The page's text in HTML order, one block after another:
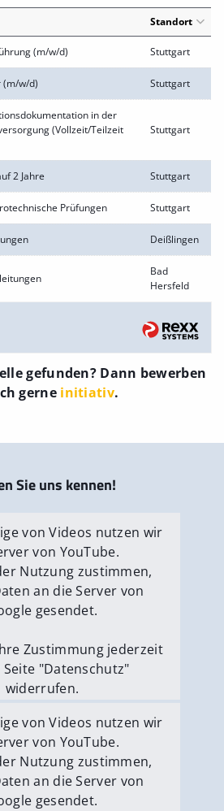
Standort
(m/w/d) Stuttgart
(m/w/d) Stuttgart
in der
(Vollzeit/Teilzeit
Stuttgart
2 Jahre Stuttgart
Prüfungen Stuttgart
Deißlingen
Bad
Hersfeld
gefunden? Dann bewerben
gerne initiativ.
Sie uns kennen!
von Videos nutzen wir
von YouTube.
Nutzung zustimmen,
an die Server von
gesendet.
Zustimmung jederzeit
"Datenschutz"
widerrufen.
Medien erlauben
von Videos nutzen wir
von YouTube.
Nutzung zustimmen,
an die Server von
gesendet.